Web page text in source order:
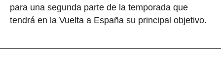
para una segunda parte de la temporada que
tendrá en la Vuelta a España su principal objetivo.